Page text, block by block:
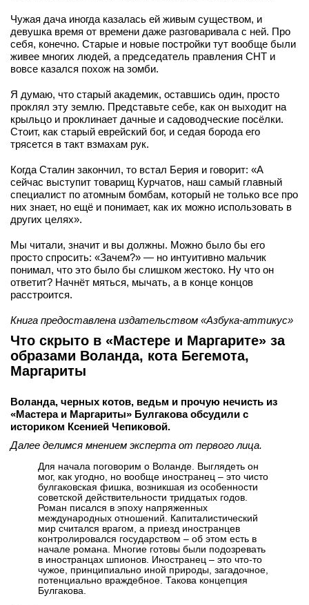
Чужая дача иногда казалась ей живым существом, и
девушка время от времени даже разговаривала с ней. Про
себя, конечно. Старые и новые постройки тут вообще были
живее многих людей, а председатель правления СНТ и
вовсе казался похож на зомби.
Я думаю, что старый академик, оставшись один, просто
проклял эту землю. Представьте себе, как он выходит на
крыльцо и проклинает дачные и садоводческие посёлки.
Стоит, как старый еврейский бог, и седая борода его
трясется в такт взмахам рук.
Когда Сталин закончил, то встал Берия и говорит: «А
сейчас выступит товарищ Курчатов, наш самый главный
специалист по атомным бомбам, который не только все про
них знает, но ещё и понимает, как их можно использовать в
других целях».
Мы читали, значит и вы должны. Можно было бы его
просто спросить: «Зачем?» — но интуитивно мальчик
понимал, что это было бы слишком жестоко. Ну что он
ответит? Начнёт мяться, мычать, а в конце концов
расстроится.
Книга предоставлена издательством «Азбука-аттикус»
Что скрыто в «Мастере и Маргарите» за
образами Воланда, кота Бегемота,
Маргариты
Воланда, черных котов, ведьм и прочую нечисть из
«Мастера и Маргариты» Булгакова обсудили с
историком Ксенией Чепиковой.
Далее делимся мнением эксперта от первого лица.
Для начала поговорим о Воланде. Выглядеть он
мог, как угодно, но вообще иностранец – это чисто
булгаковская фишка, возникшая из особенности
советской действительности тридцатых годов.
Роман писался в эпоху напряженных
международных отношений. Капиталистический
мир считался врагом, а приезд иностранцев
контролировался государством – об этом есть в
начале романа. Многие готовы были подозревать
в иностранцах шпионов. Иностранец – это что-то
чужое, принципиально иной природы, загадочное,
потенциально враждебное. Такова концепция
Булгакова.